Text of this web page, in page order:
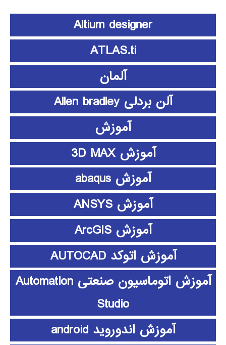
Altium designer
ATLAS.ti
آلمان
آلن بردلی Allen bradley
آموزش
آموزش 3D MAX
آموزش abaqus
آموزش ANSYS
آموزش ArcGIS
آموزش اتوکد AUTOCAD
آموزش اتوماسیون صنعتی Automation
Studio
آموزش اندوروید android